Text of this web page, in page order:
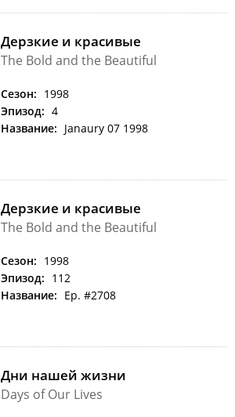
Дерзкие и красивые
The Bold and the Beautiful
Сезон: 1998
Эпизод: 4
Название: Janaury 07 1998
Дерзкие и красивые
The Bold and the Beautiful
Сезон: 1998
Эпизод: 112
Название: Ep. #2708
Дни нашей жизни
Days of Our Lives